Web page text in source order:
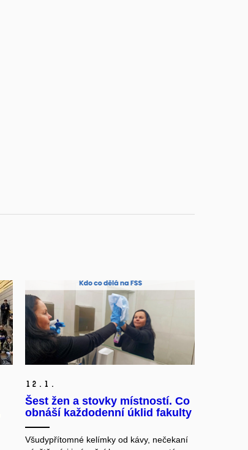
12. 1.
Šest žen a stovky místností. Co
obnáší každodenní úklid fakulty
Všudypřítomné kelímky od kávy, nečekaní